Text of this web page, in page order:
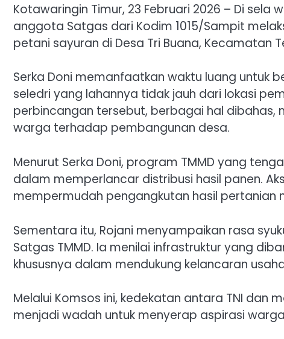
Kotawaringin Timur, 23 Februari 2026 – Di sela
anggota Satgas dari Kodim 1015/Sampit
petani sayuran di Desa Tri Buana, Kecamatan
Serka Doni memanfaatkan waktu luang untuk
seledri yang lahannya tidak jauh dari lokasi
perbincangan tersebut, berbagai hal dibahas,
warga terhadap pembangunan desa.
Menurut Serka Doni, program TMMD yang
dalam memperlancar distribusi hasil panen.
mempermudah pengangkutan hasil pertanian
Sementara itu, Rojani menyampaikan rasa
Satgas TMMD. Ia menilai infrastruktur yang
khususnya dalam mendukung kelancaran
Melalui Komsos ini, kedekatan antara TNI dan
menjadi wadah untuk menyerap aspirasi